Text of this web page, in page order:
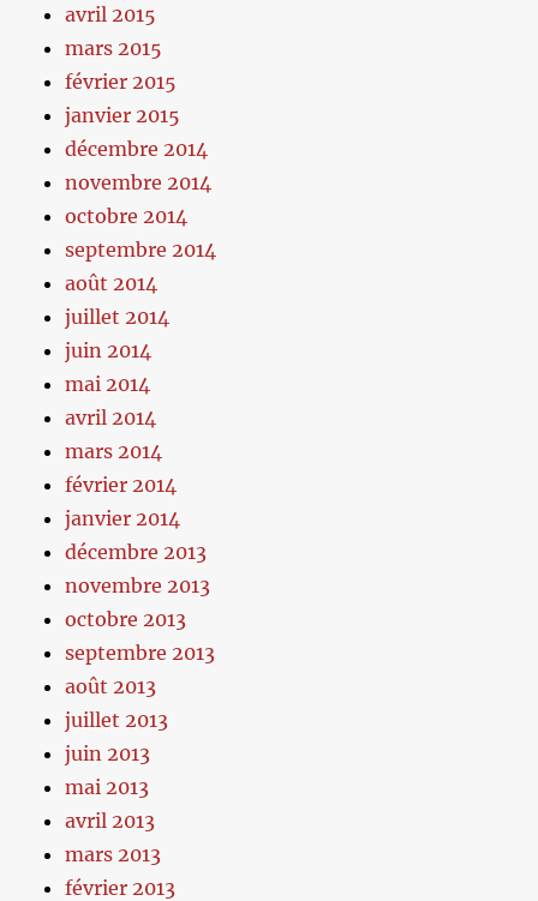
avril 2015
mars 2015
février 2015
janvier 2015
décembre 2014
novembre 2014
octobre 2014
septembre 2014
août 2014
juillet 2014
juin 2014
mai 2014
avril 2014
mars 2014
février 2014
janvier 2014
décembre 2013
novembre 2013
octobre 2013
septembre 2013
août 2013
juillet 2013
juin 2013
mai 2013
avril 2013
mars 2013
février 2013